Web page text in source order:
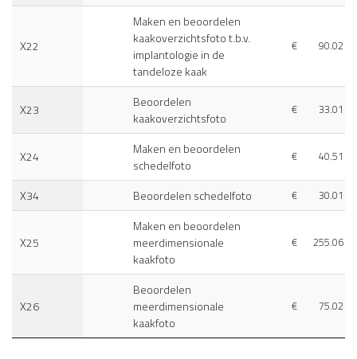
X22
Maken en beoordelen
kaakoverzichtsfoto t.b.v.
implantologie in de
tandeloze kaak
€ 90.02
X23
Beoordelen
kaakoverzichtsfoto
€ 33.01
X24
Maken en beoordelen
schedelfoto
€ 40.51
X34 Beoordelen schedelfoto € 30.01
X25
Maken en beoordelen
meerdimensionale
kaakfoto
€ 255.06
X26
Beoordelen
meerdimensionale
kaakfoto
€ 75.02